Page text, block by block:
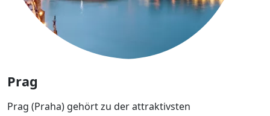
Prag
Prag (Praha) gehört zu der attraktivsten